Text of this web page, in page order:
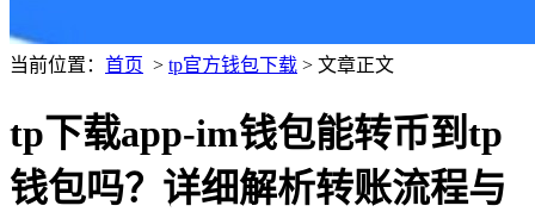
当前位置： 首页 > tp官方钱包下载 > 文章正文
tp下载app-im钱包能转币到tp
钱包吗？详细解析转账流程与